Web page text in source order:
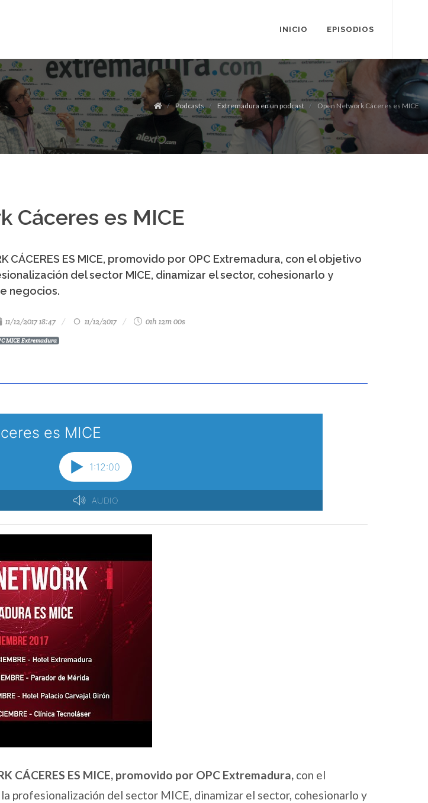
INICIO EPISODIOS
Podcasts Extremadura en un podcast Open Network Cáceres es MICE
Cáceres es MICE
CÁCERES ES MICE, promovido por OPC Extremadura, con el objetivo
del sector MICE, dinamizar el sector, cohesionarlo y
negocios.
11/12/2017 18:47 11/12/2017
01h 12m 00s
MICE Extremadura
CÁCERES ES MICE, promovido por OPC Extremadura, con el
profesionalización del sector MICE, dinamizar el sector, cohesionarlo y